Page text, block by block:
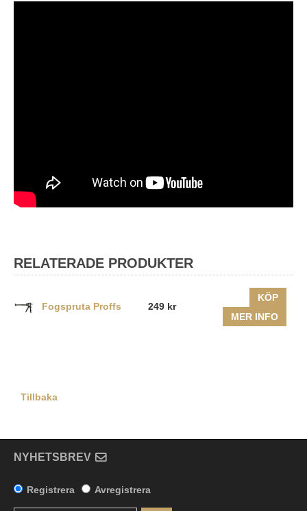
RELATERADE PRODUKTER
Fogspruta Proffs 249 kr
KÖP
MER INFO
Tillbaka
NYHETSBREV
Registrera Avregistrera